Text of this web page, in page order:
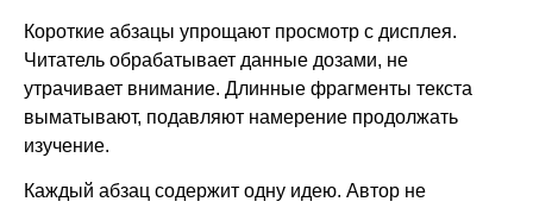
Короткие абзацы упрощают просмотр с дисплея.
Читатель обрабатывает данные дозами, не
утрачивает внимание. Длинные фрагменты текста
выматывают, подавляют намерение продолжать
изучение.
Каждый абзац содержит одну идею. Автор не